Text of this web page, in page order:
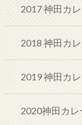
2017 神田カ
2018 神田カ
2019 神田カ
2020神田カ